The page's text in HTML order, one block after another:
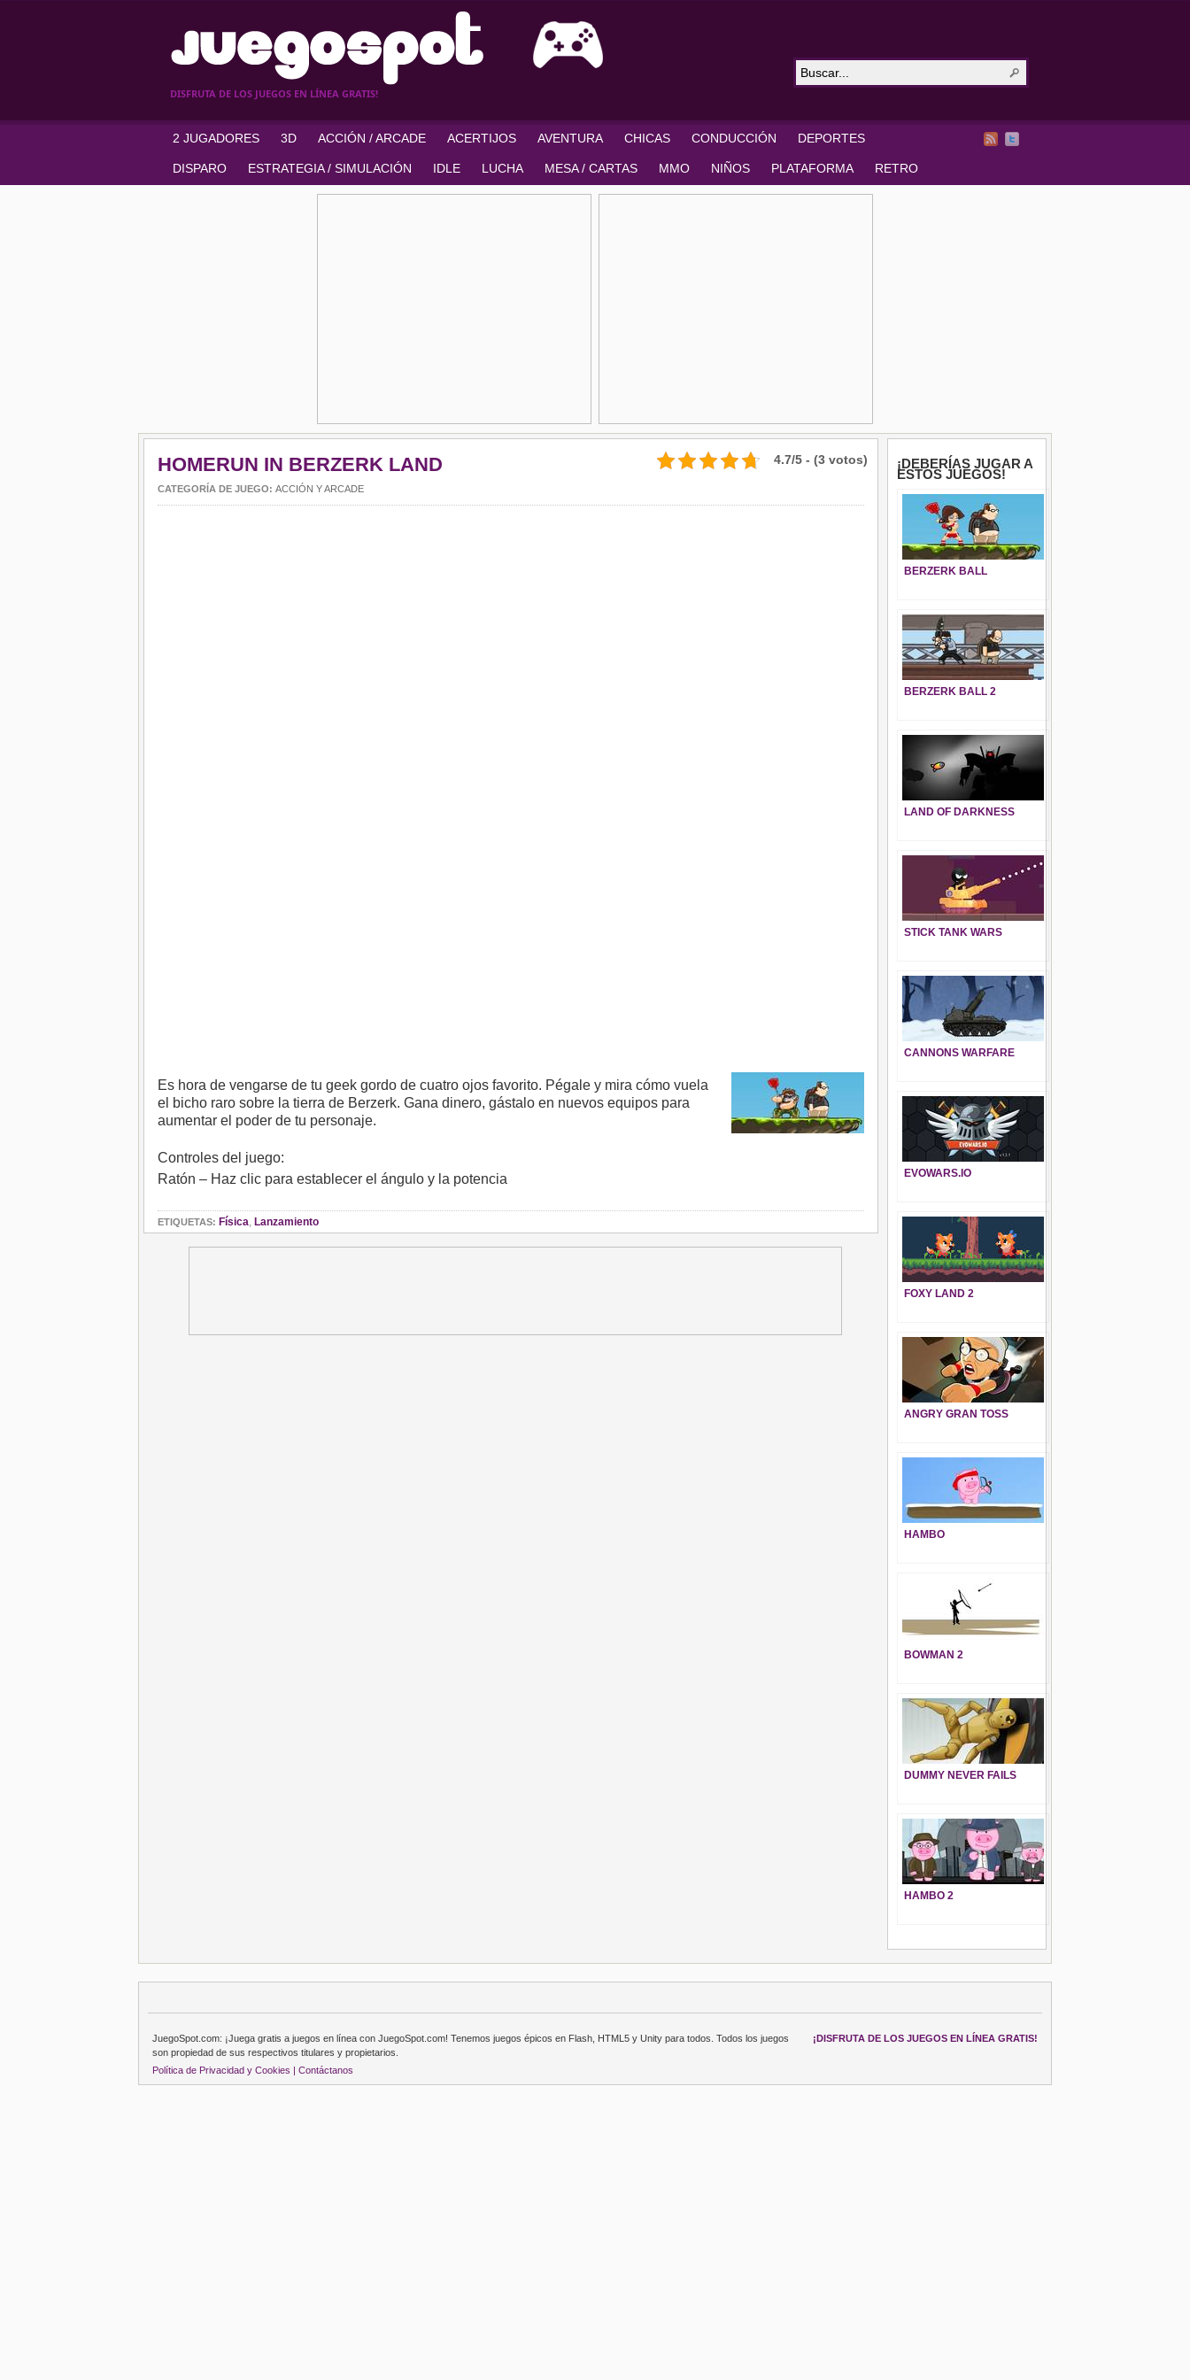
DISFRUTA DE LOS JUEGOS EN LÍNEA GRATIS!
2 JUGADORES 3D ACCIÓN / ARCADE ACERTIJOS AVENTURA CHICAS CONDUCCIÓN DEPORTES
DISPARO ESTRATEGIA / SIMULACIÓN IDLE LUCHA MESA / CARTAS MMO NIÑOS PLATAFORMA RETRO
4.7/5 - (3 votos)
HOMERUN IN BERZERK LAND
CATEGORÍA DE JUEGO: ACCIÓN Y ARCADE
Es hora de vengarse de tu geek gordo de cuatro ojos favorito. Pégale y mira cómo vuela
el bicho raro sobre la tierra de Berzerk. Gana dinero, gástalo en nuevos equipos para
aumentar el poder de tu personaje.
Controles del juego:
Ratón – Haz clic para establecer el ángulo y la potencia
ETIQUETAS: Física, Lanzamiento
¡DEBERÍAS JUGAR A
ESTOS JUEGOS!
BERZERK BALL
BERZERK BALL 2
LAND OF DARKNESS
STICK TANK WARS
CANNONS WARFARE
EVOWARS.IO
FOXY LAND 2
ANGRY GRAN TOSS
HAMBO
BOWMAN 2
DUMMY NEVER FAILS
HAMBO 2
¡DISFRUTA DE LOS JUEGOS EN LÍNEA GRATIS!
JuegoSpot.com: ¡Juega gratis a juegos en línea con JuegoSpot.com! Tenemos juegos épicos en Flash, HTML5 y Unity para todos. Todos los juegos
son propiedad de sus respectivos titulares y propietarios.
Política de Privacidad y Cookies | Contáctanos